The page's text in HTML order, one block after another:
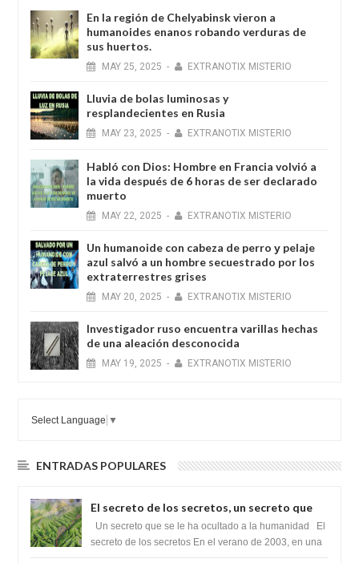
En la región de Chelyabinsk vieron a
humanoides enanos robando verduras de
sus huertos.
MAY 25, 2025 - EXTRANOTIX MISTERIO
Lluvia de bolas luminosas y
resplandecientes en Rusia
MAY 23, 2025 - EXTRANOTIX MISTERIO
Habló con Dios: Hombre en Francia volvió a
la vida después de 6 horas de ser declarado
muerto
MAY 22, 2025 - EXTRANOTIX MISTERIO
Un humanoide con cabeza de perro у pelaje
azul salvó a un hombre secuestrado por los
extraterrestres grises
MAY 20, 2025 - EXTRANOTIX MISTERIO
Investigador ruso encuentra varillas hechas
de una aleación desconocida
MAY 19, 2025 - EXTRANOTIX MISTERIO
Select Language ▼
ENTRADAS POPULARES
El secreto de los secretos, un secreto que
cambiaría por completo el destino de la
humanidad
Un secreto que se le ha ocultado a la humanidad El
secreto de los secretos En el verano de 2003, en una